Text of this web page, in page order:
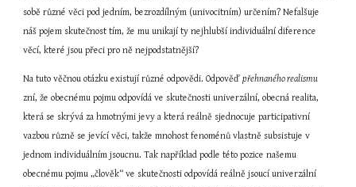
sobě různé věci pod jedním, bezrozdílným (univocitním) určením? Nefalšuje
náš pojem skutečnost tím, že mu unikají ty nejhlubší individuální diference
věcí, které jsou přeci pro ně nejpodstatnější?
Na tuto věčnou otázku existují různé odpovědi. Odpověď
zní, že obecnému pojmu odpovídá ve skutečnosti univerzální, obecná realita,
která se skrývá za hmotnými jevy a která reálně sjednocuje participativní
vazbou různě se jevící věci, takže mnohost fenoménů vlastně subsistuje v
jednom individuálním jsoucnu. Tak například podle této pozice našemu
obecnému pojmu „člověk“ ve skutečnosti odpovídá reálně jsoucí univerzální